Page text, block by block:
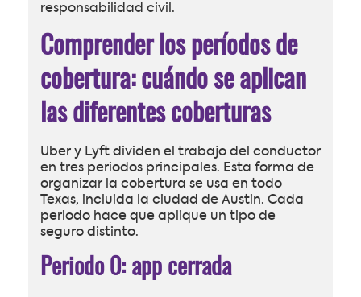
responsabilidad civil.
Comprender los períodos de
cobertura: cuándo se aplican
las diferentes coberturas
Uber y Lyft dividen el trabajo del conductor
en tres periodos principales. Esta forma de
organizar la cobertura se usa en todo
Texas, incluida la ciudad de Austin. Cada
periodo hace que aplique un tipo de
seguro distinto.
Periodo 0: app cerrada